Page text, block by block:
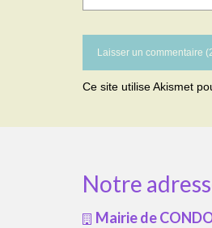
Ce site utilise Akismet
Notre
Mairie de